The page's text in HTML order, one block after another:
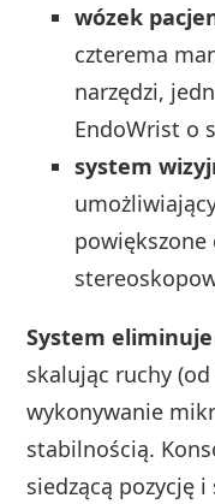
wózek
czterema
narzędzi,
EndoWrist o
system
System
skalując ruchy
wykonywanie
stabilnością.
siedzącą pozycję